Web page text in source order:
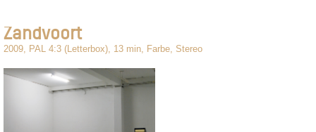
Zandvoort
2009, PAL 4:3 (Letterbox), 13 min, Farbe, Stereo